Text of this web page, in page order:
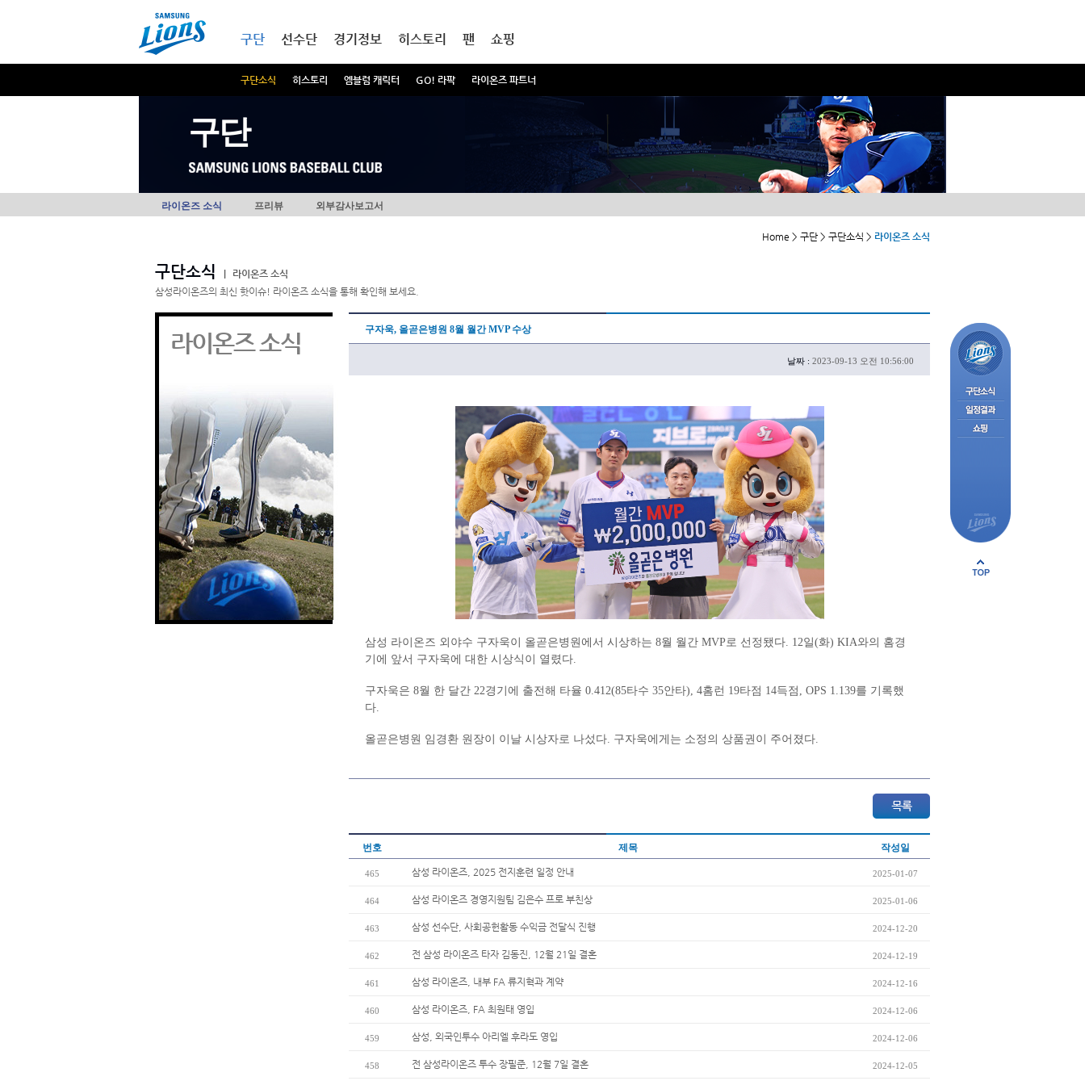
구단
구단소식 히스토리 엠블럼 캐릭터 GO! 라팍 라이온즈 파트너
선수단 경기정보 히스토리 팬 쇼핑
구단
라이온즈 소식 프리뷰 외부감사보고서
Home > 구단 > 구단소식 > 라이온즈 소식
구단소식
라이온즈 소식
삼성라이온즈의 최신 핫이슈! 라이온즈 소식을 통해 확인해 보세요.
라이온즈 소식 구자욱, 올곧은병원 8월 월간 MVP 수상
날짜 : 2023-09-13 오전 10:56:00
삼성 라이온즈 외야수 구자욱이 올곧은병원에서 시상하는 8월 월간 MVP로 선정됐다. 12일(화) KIA와의 홈경
기에 앞서 구자욱에 대한 시상식이 열렸다.
구자욱은 8월 한 달간 22경기에 출전해 타율 0.412(85타수 35안타), 4홈런 19타점 14득점, OPS 1.139를 기록했
다.
올곧은병원 임경환 원장이 이날 시상자로 나섰다. 구자욱에게는 소정의 상품권이 주어졌다.
번호 제목 작성일
465 삼성 라이온즈, 2025 전지훈련 일정 안내 2025-01-07
464 삼성 라이온즈 경영지원팀 김은수 프로 부친상 2025-01-06
463 삼성 선수단, 사회공헌활동 수익금 전달식 진행 2024-12-20
462 전 삼성 라이온즈 타자 김동진, 12월 21일 결혼 2024-12-19
461 삼성 라이온즈, 내부 FA 류지혁과 계약 2024-12-16
460 삼성 라이온즈, FA 최원태 영입 2024-12-06
459 삼성, 외국인투수 아리엘 후라도 영입 2024-12-06
458 전 삼성라이온즈 투수 장필준, 12월 7일 결혼 2024-12-05